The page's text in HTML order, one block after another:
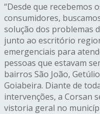
“Desde que recebemos
consumidores,
solução dos problemas
junto ao escritório
emergenciais para
pessoas que estavam
bairros São João,
Goiabeira. Diante de
intervenções, a Corsan
vistoria geral no